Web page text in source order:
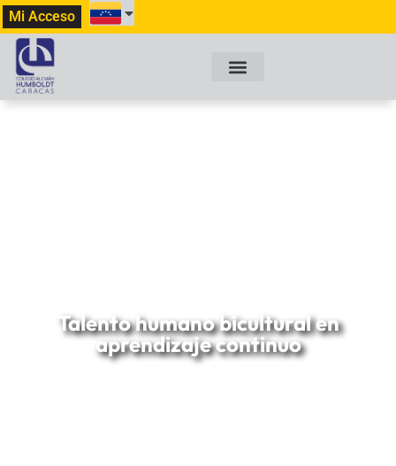
Mi Acceso
Talento humano bicultural en
aprendizaje continuo